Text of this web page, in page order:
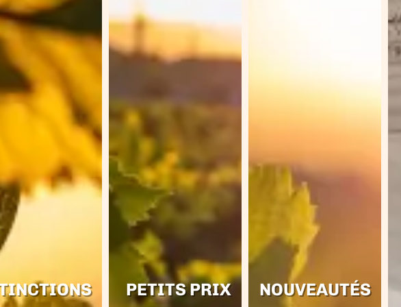
PETITS PRIX NOUVEAUTÉS